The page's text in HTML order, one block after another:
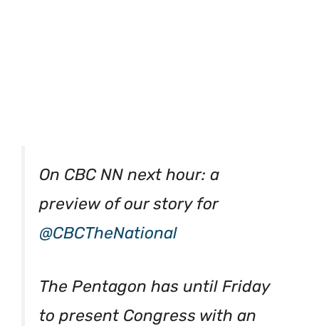
On CBC NN next hour: a
preview of our story for
@CBCTheNational
The Pentagon has until Friday
to present Congress with an